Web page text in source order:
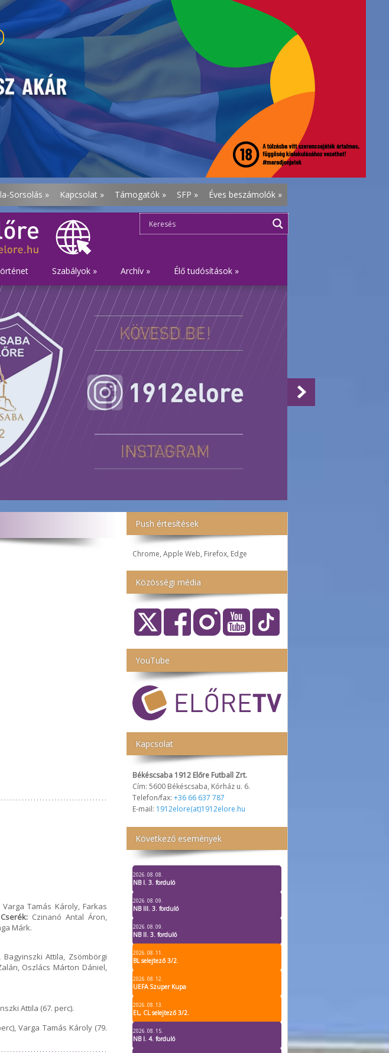
Sorsolás » Kapcsolat » Támogatók » SFP » Éves beszámolók »
Szabályok » Archív » Élő tudósítások »
Push értesítések
Chrome, Apple Web, Firefox, Edge
Közösségi média
YouTube
Kapcsolat
Békéscsaba 1912 Előre Futball Zrt.
Cím: 5600 Békéscsaba, Kórház u. 6.
Telefon/fax: +36 66 637 787
E-mail: 1912elore(at)1912elore.hu
Következő események
2026. 08. 08.
NB I. 3. forduló
2026. 08. 09.
NB III. 3. forduló
2026. 08. 09.
NB II. 3. forduló
2026. 08. 11.
BL selejtező 3/2.
2026. 08. 12.
UEFA Szuper Kupa
2026. 08. 13.
EL, CL selejtező 3/2.
2026. 08. 15.
NB I. 4. forduló
Tamás Károly, Farkas
Cserék:Czinanó Antal Áron,
Márk.
Attila, Zsömbörgi
Oszlács Márton Dániel,
Attila (67. perc).
Varga Tamás Károly (79.